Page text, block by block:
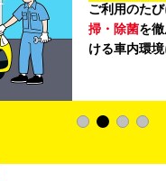
ご利用のた
掃・除菌を
ける車内環